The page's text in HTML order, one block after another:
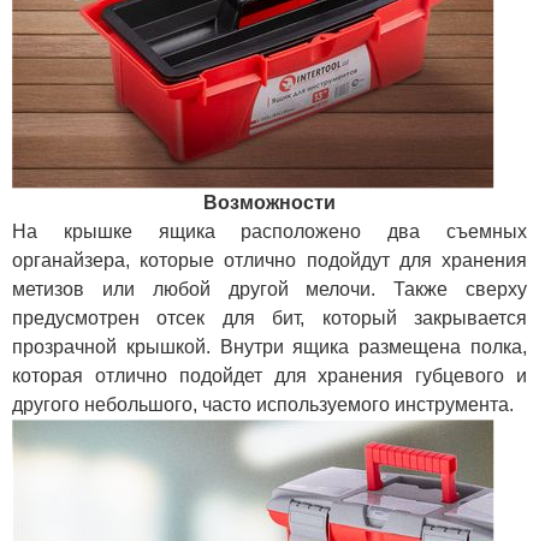
Возможности
На крышке ящика расположено два съемных
органайзера, которые отлично подойдут для хранения
метизов или любой другой мелочи. Также сверху
предусмотрен отсек для бит, который закрывается
прозрачной крышкой. Внутри ящика размещена полка,
которая отлично подойдет для хранения губцевого и
другого небольшого, часто используемого инструмента.